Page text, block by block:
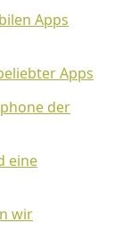
Apps
Apps
der
eine
wir